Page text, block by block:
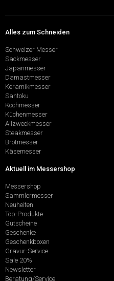
Alles zum Schneiden
Schweizer Messer
Sackmesser
Japanmesser
Damastmesser
Keramikmesser
Santoku
Kochmesser
Küchenmesser
Allzweckmesser
Steakmesser
Brotmesser
Käsemesser
Aktuell im Messershop
Messershop
Sammlermesser
Neuheiten
Top-Produkte
Gutscheine
Geschenke
Geschenkboxen
Gravur-Service
Sale 20%
Newsletter
Beratung/Service